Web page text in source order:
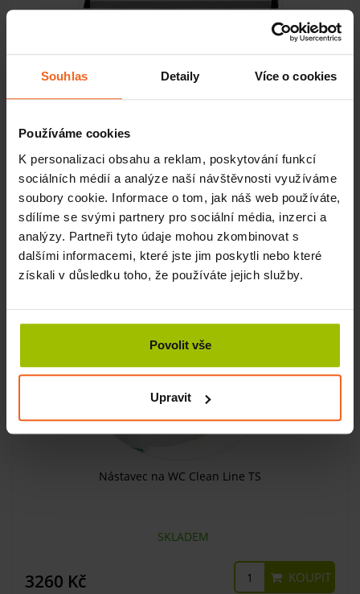
Souhlas Detaily Více o cookies
Používáme cookies
K personalizaci obsahu a reklam, poskytování funkcí
sociálních médií a analýze naší návštěvnosti využíváme
soubory cookie. Informace o tom, jak náš web používáte,
sdílíme se svými partnery pro sociální média, inzerci a
analýzy. Partneři tyto údaje mohou zkombinovat s
dalšími informacemi, které jste jim poskytli nebo které
získali v důsledku toho, že používáte jejich služby.
Povolit vše
Upravit
SKLADEM
240 Kč KOUPIT
Nástavec na WC Clean Line TS
SKLADEM
3260 Kč KOUPIT